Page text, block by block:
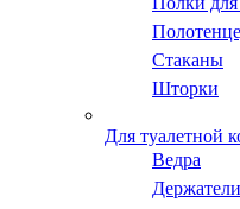
Стаканы
Шторки
Для туалетной
Ведра